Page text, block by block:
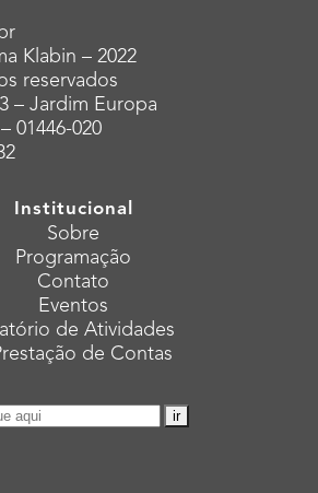
Klabin – 2022
reservados
– Jardim Europa
01446-020
Institucional
Sobre
Programação
Contato
Eventos
de Atividades
de Contas